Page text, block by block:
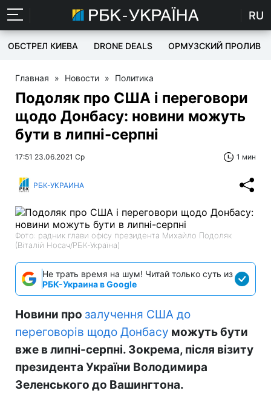
RU
ОБСТРЕЛ КИЕВА DRONE DEALS ОРМУЗСКИЙ ПРОЛИВ
Главная » Новости » Политика
Подоляк про США і переговори
щодо Донбасу: новини можуть
бути в липні-серпні
17:51 23.06.2021 Ср 1 мин
РБК-УКРАИНА
Фото: радник глави офісу президента Михайло Подоляк
(Віталій Носач/РБК-Україна)
Не трать время на шум! Читай только суть из
РБК-Украина в Google
Новини про залучення США до
переговорів щодо Донбасу можуть бути
вже в липні-серпні. Зокрема, після візиту
президента України Володимира
Зеленського до Вашингтона.